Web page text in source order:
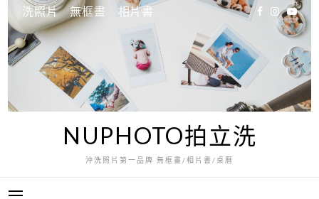
至
主
要
容
洗照片 無框畫 相片書
NUPHOTO拍立洗
沖洗照片第一品牌 無框畫/相片書/桌曆